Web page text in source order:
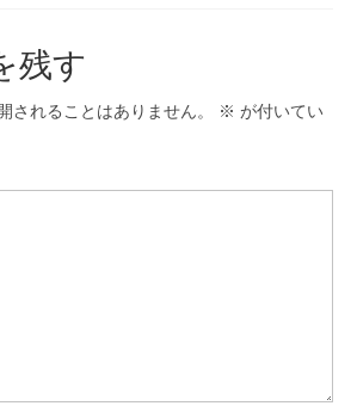
残す
されることはありません。 ※ が付いてい